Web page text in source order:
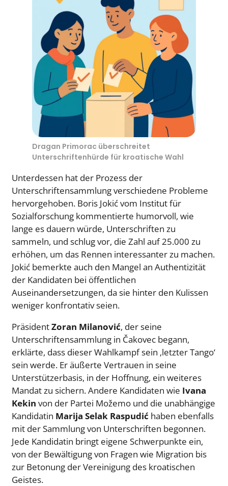
Dragan Primorac überschreitet
Unterschriftenhürde für kroatische Wahl
Unterdessen hat der Prozess der
Unterschriftensammlung verschiedene Probleme
hervorgehoben. Boris Jokić vom Institut für
Sozialforschung kommentierte humorvoll, wie
lange es dauern würde, Unterschriften zu
sammeln, und schlug vor, die Zahl auf 25.000 zu
erhöhen, um das Rennen interessanter zu machen.
Jokić bemerkte auch den Mangel an Authentizität
der Kandidaten bei öffentlichen
Auseinandersetzungen, da sie hinter den Kulissen
weniger konfrontativ seien.
PräsidentZoran Milanović, der seine
Unterschriftensammlung in Čakovec begann,
erklärte, dass dieser Wahlkampf sein ‚letzter Tango‘
sein werde. Er äußerte Vertrauen in seine
Unterstützerbasis, in der Hoffnung, ein weiteres
Mandat zu sichern. Andere Kandidaten wie Ivana
Kekin von der Partei Možemo und die unabhängige
Kandidatin Marija Selak Raspudić haben ebenfalls
mit der Sammlung von Unterschriften begonnen.
Jede Kandidatin bringt eigene Schwerpunkte ein,
von der Bewältigung von Fragen wie Migration bis
zur Betonung der Vereinigung des kroatischen
Geistes.